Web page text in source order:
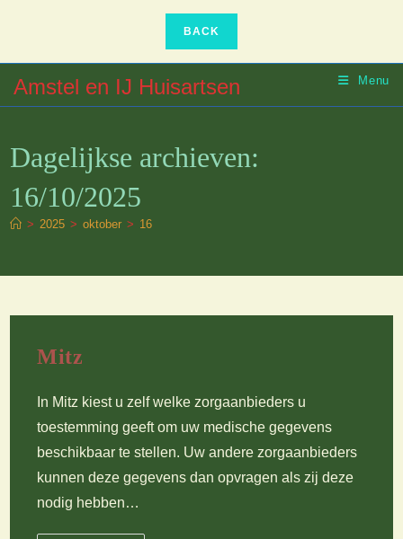
Amstel en IJ Huisartsen Menu
Dagelijkse archieven:
16/10/2025
> 2025 > oktober > 16
Mitz
In Mitz kiest u zelf welke zorgaanbieders u
toestemming geeft om uw medische gegevens
beschikbaar te stellen. Uw andere zorgaanbieders
kunnen deze gegevens dan opvragen als zij deze
nodig hebben…